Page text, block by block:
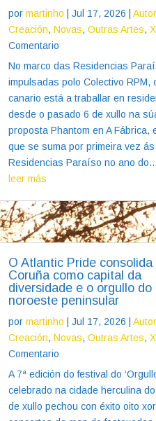
pormartinho |Jul 17, 2026 |
Creación,Novas,Outras Artes,
Comentario
No marco das Residencias
impulsadas polo Colectivo RPM,
canario está a traballar en
desde o pasado 6 de xullo na
proposta Phantom en A Fábrica,
que se suma por primeira vez ás
Residencias Paraíso no ano do...
leer más
O Atlantic Pride consolida
Coruña como capital da
diversidade e o orgullo do
noroeste peninsular
pormartinho |Jul 17, 2026 |
Creación,Novas,Outras Artes,
Comentario
A 7ª edición do festival do
celebrado na cidade herculina
de xullo pechou con éxito oito